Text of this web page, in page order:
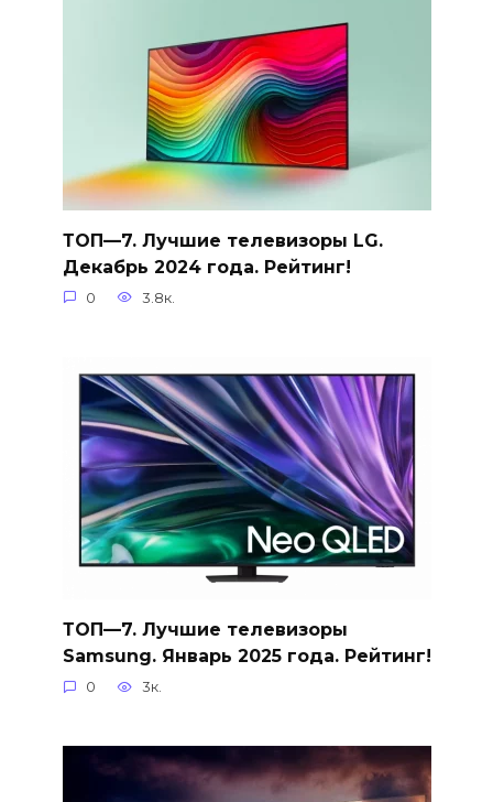
ТОП—7. Лучшие телевизоры LG.
Декабрь 2024 года. Рейтинг!
0 3.8к.
ТОП—7. Лучшие телевизоры
Samsung. Январь 2025 года. Рейтинг!
0 3к.